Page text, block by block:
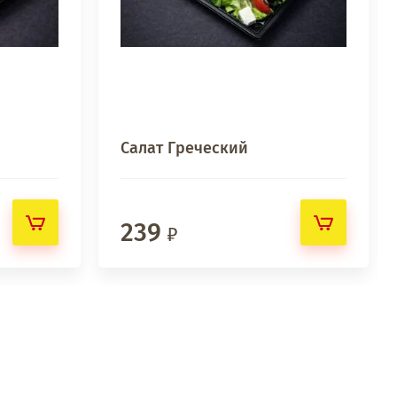
Салат Греческий
239